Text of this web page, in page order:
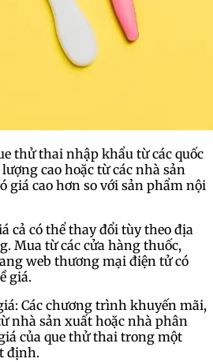
thử thai nhập khẩu từ các quốc
cao hoặc từ các nhà sản
giá cao hơn so với sản phẩm nội
cả có thể thay đổi tùy theo địa
Mua từ các cửa hàng thuốc,
web thương mại điện tử có
giá.
Các chương trình khuyến mãi,
nhà sản xuất hoặc nhà phân
của que thử thai trong một
định.